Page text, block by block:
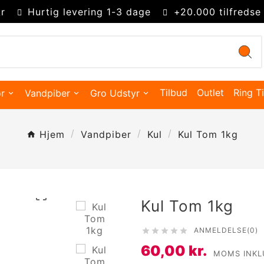
Hurtig levering 1-3 dage +20.000 tilfredse
Vandpiber Gro Udstyr Tilbud Outlet Ring
Hjem Vandpiber Kul Kul Tom 1kg

Kul Tom 1kg
     ANMELDELSE(0)
60,00 kr. MOMS